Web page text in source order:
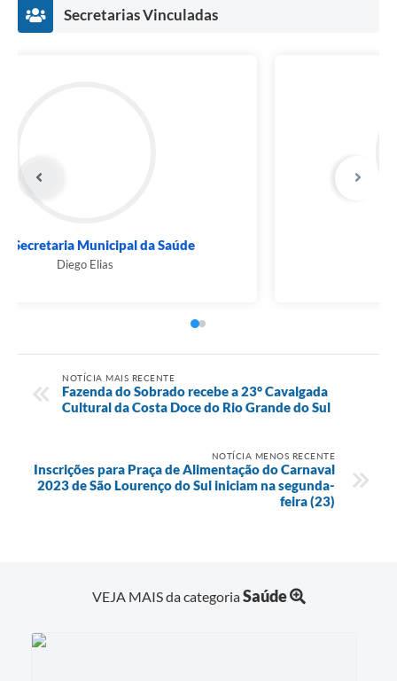
Secretarias Vinculadas
SMS - Secretaria Municipal da Saúde
NOTÍCIA MAIS RECENTE
Fazenda do Sobrado recebe a 23° Cavalgada
Cultural da Costa Doce do Rio Grande do Sul
NOTÍCIA MENOS RECENTE
Inscrições para Praça de Alimentação do Carnaval
2023 de São Lourenço do Sul iniciam na segunda-
feira (23)
VEJA MAIS da categoriaSaúde